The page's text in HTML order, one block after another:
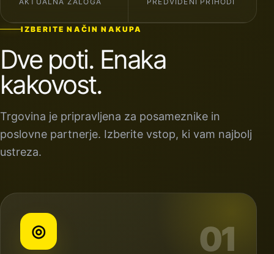
IZBERITE NAČIN NAKUPA
Dve poti. Enaka
kakovost.
Trgovina je pripravljena za posameznike in
poslovne partnerje. Izberite vstop, ki vam najbolj
ustreza.
01
◎